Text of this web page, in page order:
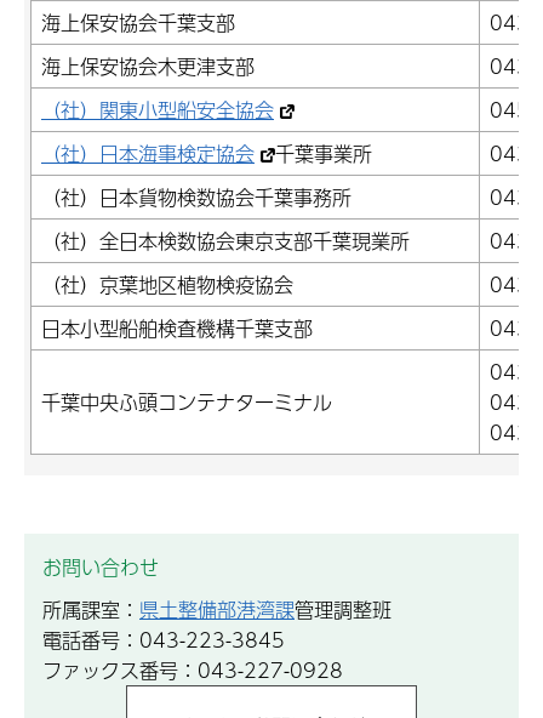
海上保安協会千葉支部
海上保安協会木更津支部
（社）関東小型船安全協会
（社）日本海事検定協会
千葉事業所
（社）日本貨物検数協会千葉事務所
（社）全日本検数協会東京支部千葉現業所
（社）京葉地区植物検疫協会
日本小型船舶検査機構千葉支部
千葉中央ふ頭コンテナターミナル
043-
043-
043-
お問い合わせ
所属課室： 県土整備部港湾課管理調整班
電話番号：043-223-3845
ファックス番号：043-227-0928